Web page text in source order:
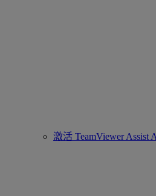
激活 TeamViewer Assist